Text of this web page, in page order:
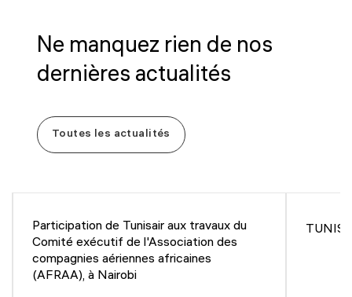
Ne manquez rien de nos
dernières actualités
Toutes les actualités
Participation de Tunisair aux travaux du
Comité exécutif de l'Association des
compagnies aériennes africaines
(AFRAA), à Nairobi